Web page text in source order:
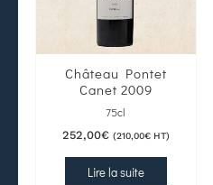
Château Pontet
Canet 2009
75cl
252,00€ (210,00€HT)
Lire la suite